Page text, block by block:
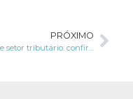
PRÓXIMO